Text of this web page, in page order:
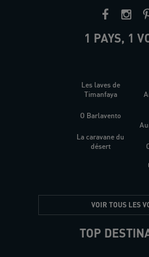
1 PAYS, 1
Les laves de
Timanfaya
O Barlavento
La caravane du
désert
VOIR TOUS LES
TOP